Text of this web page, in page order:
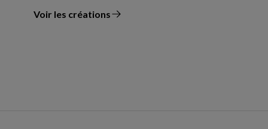
Voir les créations
du designer